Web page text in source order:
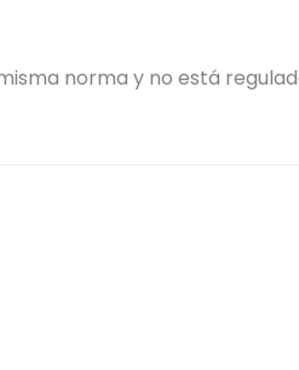
norma y no está